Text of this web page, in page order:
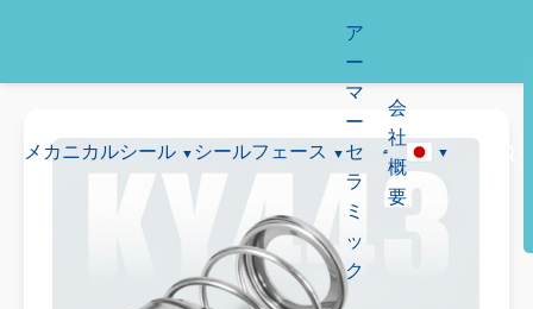
メカニカルシール シールフェース
ア
ー
マ
ー
セ
ラ
ミ
ッ
ク
会
社
概
要